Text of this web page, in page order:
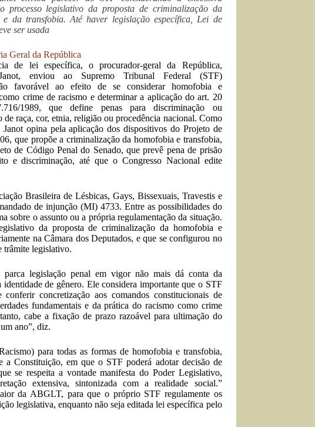
processo legislativo da proposta de criminalização da
e da transfobia. Até haver legislação específica, Lei de
ser usada
Geral da República
de lei específica, o procurador-geral da República,
enviou ao Supremo Tribunal Federal (STF)
favorável ao efeito de se considerar homofobia e
crime de racismo e determinar a aplicação do art. 20
1989, que define penas para discriminação ou
de raça, cor, etnia, religião ou procedência nacional. Como
Janot opina pela aplicação dos dispositivos do Projeto de
que propõe a criminalização da homofobia e transfobia,
de Código Penal do Senado, que prevê pena de prisão
e discriminação, até que o Congresso Nacional edite
Brasileira de Lésbicas, Gays, Bissexuais, Travestis e
de injunção (MI) 4733. Entre as possibilidades do
sobre o assunto ou a própria regulamentação da situação.
da proposta de criminalização da homofobia e
na Câmara dos Deputados, e que se configurou no
trâmite legislativo.
legislação penal em vigor não mais dá conta da
de gênero. Ele considera importante que o STF
concretização aos comandos constitucionais de
fundamentais e da prática do racismo como crime
cabe a fixação de prazo razoável para ultimação do
ano”, diz.
para todas as formas de homofobia e transfobia,
a Constituição, em que o STF poderá adotar decisão de
se respeita a vontade manifesta do Poder Legislativo,
extensiva, sintonizada com a realidade social.”
da ABGLT, para que o próprio STF regulamente os
legislativa, enquanto não seja editada lei específica pelo